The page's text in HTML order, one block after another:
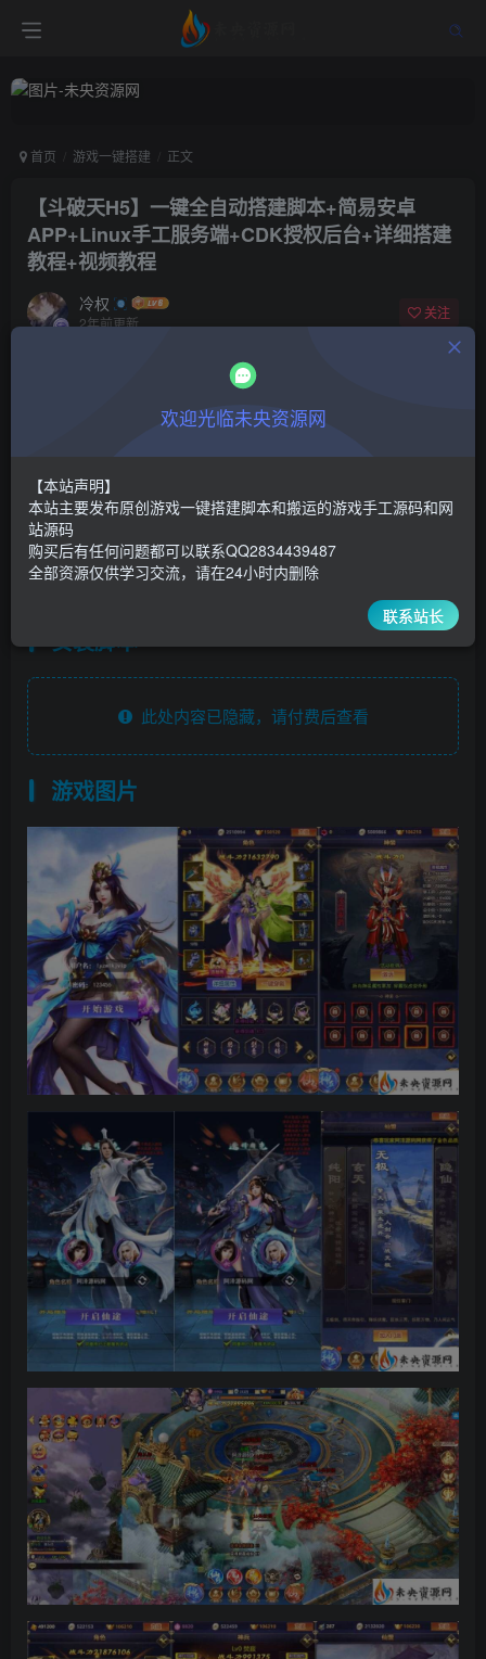
首页 游戏一键搭建 正文
【斗破天H5】一键全自动搭建脚本+简易安卓
APP+Linux手工服务端+CDK授权后台+详细搭建
教程+视频教程
冷权
2年前更新
关注
￥9.9 ￥ 30
安装脚本
此处内容已隐藏，请付费后查看
游戏图片
欢迎光临未央资源网
【本站声明】
本站主要发布原创游戏一键搭建脚本和搬运的游戏手工源码和网
站源码
购买后有任何问题都可以联系QQ2834439487
全部资源仅供学习交流，请在24小时内删除
联系站长